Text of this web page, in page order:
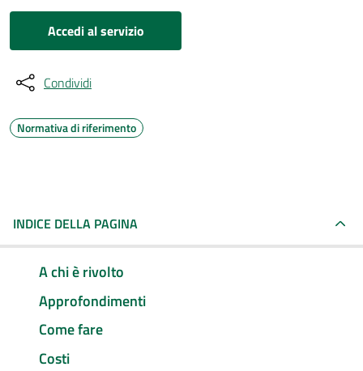
Accedi al servizio
Condividi
Normativa di riferimento
INDICE DELLA PAGINA
A chi è rivolto
Approfondimenti
Come fare
Costi